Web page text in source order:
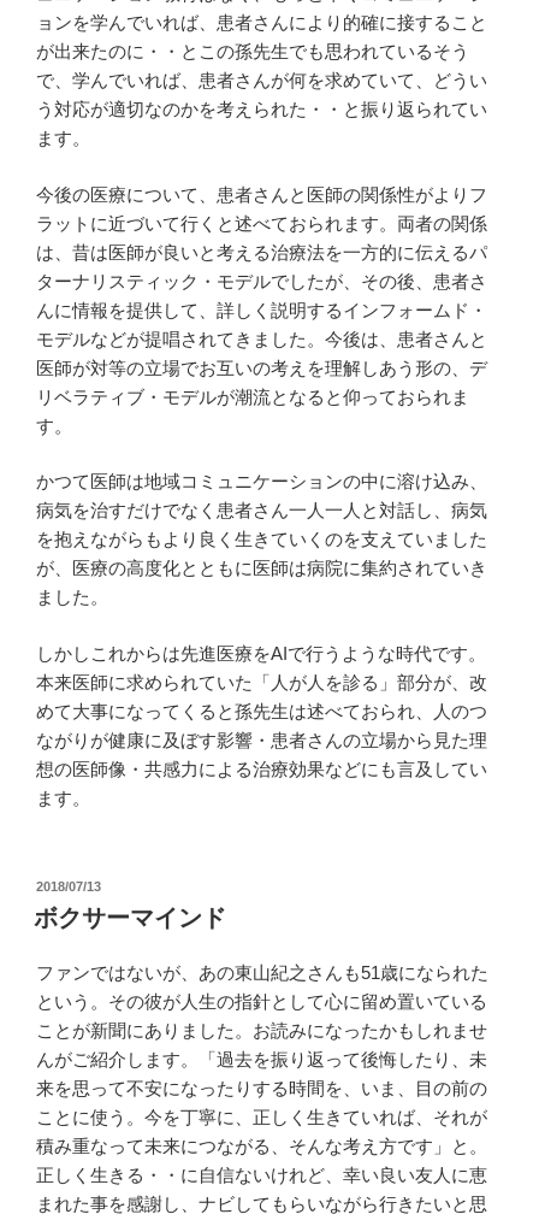
ョンを学んでいれば、患者さんにより的確に接すること
が出来たのに・・とこの孫先生でも思われているそう
で、学んでいれば、患者さんが何を求めていて、どうい
う対応が適切なのかを考えられた・・と振り返られてい
ます。
今後の医療について、患者さんと医師の関係性がよりフ
ラットに近づいて行くと述べておられます。両者の関係
は、昔は医師が良いと考える治療法を一方的に伝えるパ
ターナリスティック・モデルでしたが、その後、患者さ
んに情報を提供して、詳しく説明するインフォームド・
モデルなどが提唱されてきました。今後は、患者さんと
医師が対等の立場でお互いの考えを理解しあう形の、デ
リベラティブ・モデルが潮流となると仰っておられま
す。
かつて医師は地域コミュニケーションの中に溶け込み、
病気を治すだけでなく患者さん一人一人と対話し、病気
を抱えながらもより良く生きていくのを支えていました
が、医療の高度化とともに医師は病院に集約されていき
ました。
しかしこれからは先進医療をAIで行うような時代です。
本来医師に求められていた「人が人を診る」部分が、改
めて大事になってくると孫先生は述べておられ、人のつ
ながりが健康に及ぼす影響・患者さんの立場から見た理
想の医師像・共感力による治療効果などにも言及してい
ます。
投
稿
日:
2018/07/13
ボクサーマインド
ファンではないが、あの東山紀之さんも51歳になられた
という。その彼が人生の指針として心に留め置いている
ことが新聞にありました。お読みになったかもしれませ
んがご紹介します。「過去を振り返って後悔したり、未
来を思って不安になったりする時間を、いま、目の前の
ことに使う。今を丁寧に、正しく生きていれば、それが
積み重なって未来につながる、そんな考え方です」と。
正しく生きる・・に自信ないけれど、幸い良い友人に恵
まれた事を感謝し、ナビしてもらいながら行きたいと思